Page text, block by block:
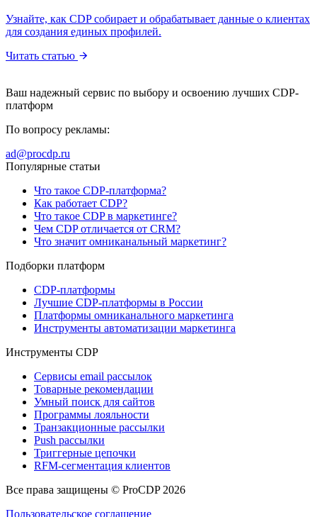
Узнайте, как CDP собирает и обрабатывает данные о клиентах
для создания единых профилей.
Читать статью
Ваш надежный сервис по выбору и освоению лучших CDP-
платформ
По вопросу рекламы:
ad@procdp.ru
Популярные статьи
Что такое CDP-платформа?
Как работает CDP?
Что такое CDP в маркетинге?
Чем CDP отличается от CRM?
Что значит омниканальный маркетинг?
Подборки платформ
CDP-платформы
Лучшие CDP-платформы в России
Платформы омниканального маркетинга
Инструменты автоматизации маркетинга
Инструменты CDP
Сервисы email рассылок
Товарные рекомендации
Умный поиск для сайтов
Программы лояльности
Транзакционные рассылки
Push рассылки
Триггерные цепочки
RFM-сегментация клиентов
Все права защищены © ProCDP 2026
Пользовательское соглашение